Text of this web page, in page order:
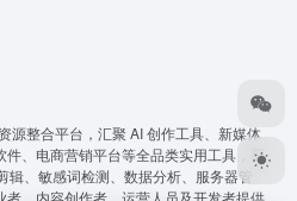
源整合平台，汇聚 AI 创作工具、新媒体
、电商营销平台等全品类实用工具，覆
、敏感词检测、数据分析、服务器管
、内容创作者、运营人员及开发者提供